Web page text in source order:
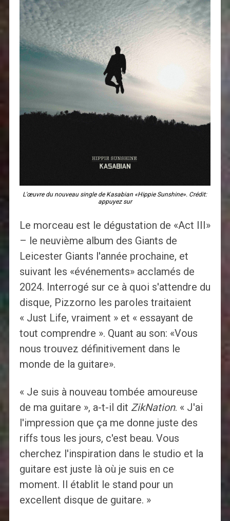
L'œuvre du nouveau single de Kasabian «Hippie Sunshine». Crédit:
appuyez sur
Le morceau est le dégustation de «Act III»
– le neuvième album des Giants de
Leicester Giants l'année prochaine, et
suivant les «événements» acclamés de
2024. Interrogé sur ce à quoi s'attendre du
disque, Pizzorno les paroles traitaient
« Just Life, vraiment » et « essayant de
tout comprendre ». Quant au son: «Vous
nous trouvez définitivement dans le
monde de la guitare».
« Je suis à nouveau tombée amoureuse
de ma guitare », a-t-il dit ZikNation. « J'ai
l'impression que ça me donne juste des
riffs tous les jours, c'est beau. Vous
cherchez l'inspiration dans le studio et la
guitare est juste là où je suis en ce
moment. Il établit le stand pour un
excellent disque de guitare. »